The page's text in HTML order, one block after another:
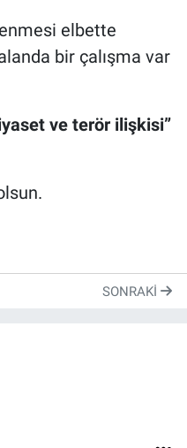
elbette
bir çalışma var
ve terör ilişkisi”
SONRAKI